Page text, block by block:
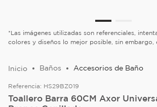
*Las imágenes utilizadas son referenciales,
colores y diseños lo mejor posible, sin embargo,
Baños Accesorios de Baño
Referencia: HS29BZ019
Toallero Barra 60CM Axor